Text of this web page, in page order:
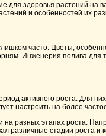
здоровья растений на
и особенностей их
часто. Цветы,
Инженерия полива
активного роста. Для
настроить на более
на разных этапах роста.
различные стадии роста и